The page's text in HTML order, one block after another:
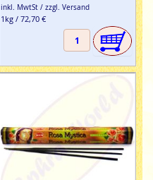
inkl. MwtSt / zzgl. Versand
1kg / 72,70 €